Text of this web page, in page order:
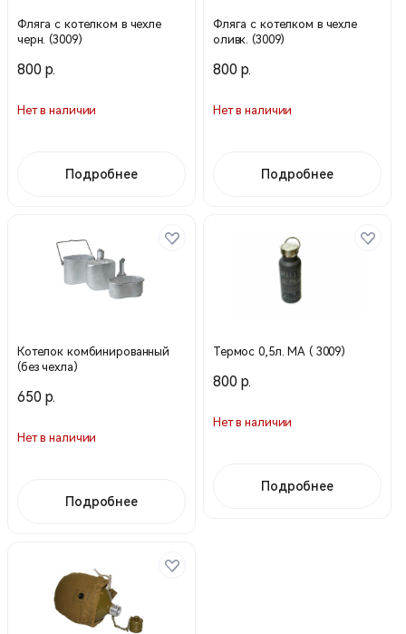
Фляга с котелком в чехле
черн. (3009)
800 р.
Нет в наличии
Подробнее
Фляга с котелком в чехле
оливк. (3009)
800 р.
Нет в наличии
Подробнее
Котелок комбинированный
(без чехла)
650 р.
Нет в наличии
Подробнее
Термос 0,5л. МА ( 3009)
800 р.
Нет в наличии
Подробнее